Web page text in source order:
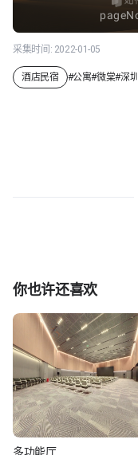
采集时间: 2022-01-05
酒店民宿 #公寓#微棠#深
你也许还喜欢
多功能厅